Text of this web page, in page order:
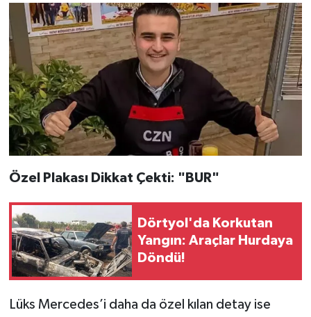
Özel Plakası Dikkat Çekti: "BUR"
Dörtyol'da Korkutan
Yangın: Araçlar Hurdaya
Döndü!
Lüks Mercedes’i daha da özel kılan detay ise